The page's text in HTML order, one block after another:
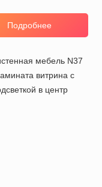
Подробнее